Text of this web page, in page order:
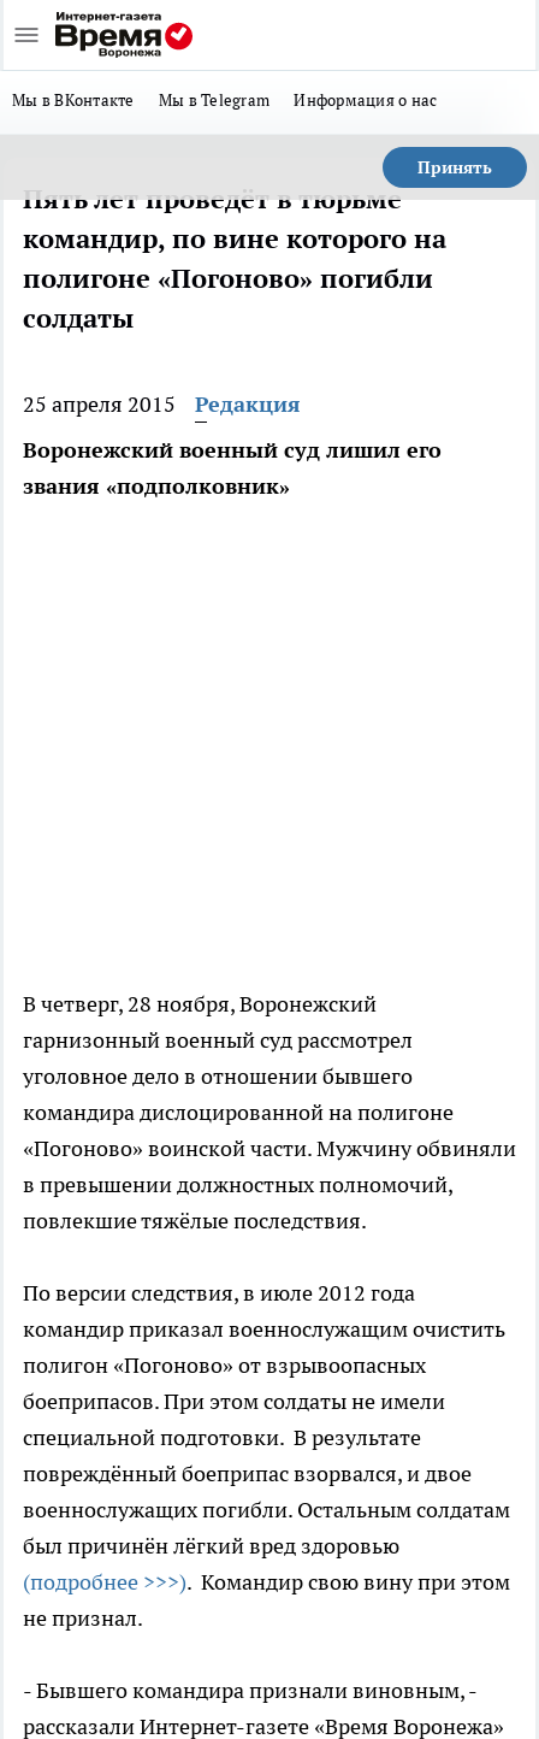
Мы в ВКонтакте Мы в Telegram Информация о нас
Принять
Пять лет проведёт в тюрьме
командир, по вине которого на
полигоне «Погоново» погибли
солдаты
25 апреля 2015
Редакция
Воронежский военный суд лишил его
звания «подполковник»
В четверг, 28 ноября, Воронежский
гарнизонный военный суд рассмотрел
уголовное дело в отношении бывшего
командира дислоцированной на полигоне
«Погоново» воинской части. Мужчину обвиняли
в превышении должностных полномочий,
повлекшие тяжёлые последствия.
По версии следствия, в июле 2012 года
командир приказал военнослужащим очистить
полигон «Погоново» от взрывоопасных
боеприпасов. При этом солдаты не имели
специальной подготовки. В результате
повреждённый боеприпас взорвался, и двое
военнослужащих погибли. Остальным солдатам
был причинён лёгкий вред здоровью
(подробнее >>>). Командир свою вину при этом
не признал.
- Бывшего командира признали виновным, -
рассказали Интернет-газете «Время Воронежа»